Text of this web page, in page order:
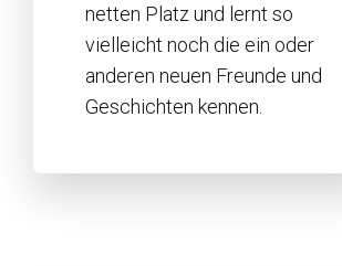
netten Platz und lernt so
vielleicht noch die ein oder
anderen neuen Freunde und
Geschichten kennen.